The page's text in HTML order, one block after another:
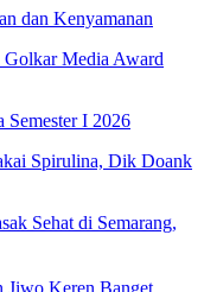
dan Kenyamanan
Golkar Media Award
I 2026
Spirulina, Dik Doank
Sehat di Semarang,
Jiwo Keren Banget